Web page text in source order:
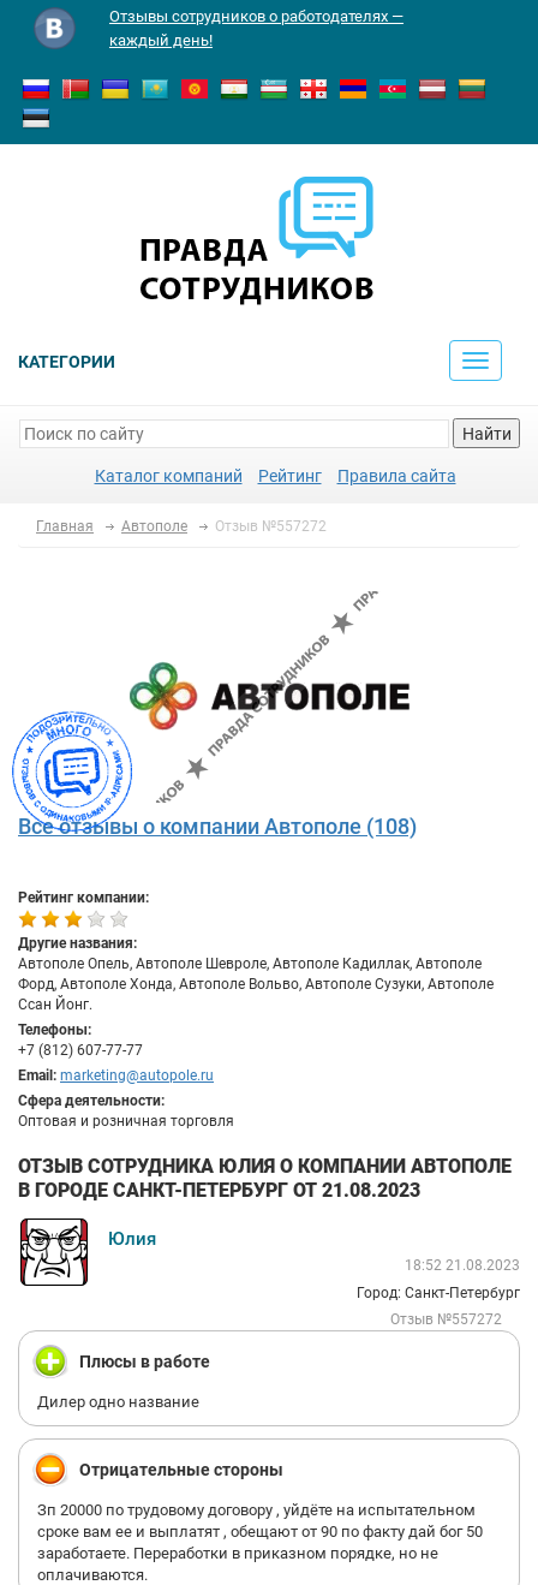
Отзывы сотрудников о работодателях —
каждый день!
КАТЕГОРИИ
Toggle
Найти
Каталог компаний Рейтинг Правила сайта
Главная Автополе Отзыв №557272
Все отзывы о компании Автополе (108)
Рейтинг компании:
Другие названия:
Автополе Опель, Автополе Шевроле, Автополе Кадиллак, Автополе
Форд, Автополе Хонда, Автополе Вольво, Автополе Сузуки, Автополе
Ссан Йонг.
Телефоны:
+7 (812) 607-77-77
Email: marketing@autopole.ru
Сфера деятельности:
Оптовая и розничная торговля
ОТЗЫВ СОТРУДНИКА ЮЛИЯ О КОМПАНИИ АВТОПОЛЕ
В ГОРОДЕ САНКТ-ПЕТЕРБУРГ ОТ 21.08.2023
Юлия
18:52 21.08.2023
Город: Санкт-Петербург
Отзыв №557272
Плюсы в работе
Дилер одно название
Отрицательные стороны
Зп 20000 по трудовому договору , уйдёте на испытательном
сроке вам ее и выплатят , обещают от 90 по факту дай бог 50
заработаете. Переработки в приказном порядке, но не
оплачиваются.